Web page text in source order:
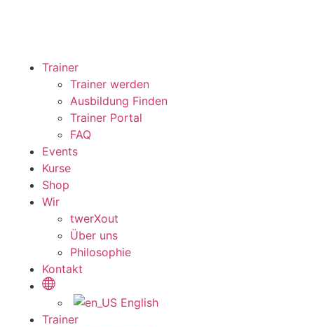
Trainer
Trainer werden
Ausbildung Finden
Trainer Portal
FAQ
Events
Kurse
Shop
Wir
twerXout
Über uns
Philosophie
Kontakt
English
Trainer